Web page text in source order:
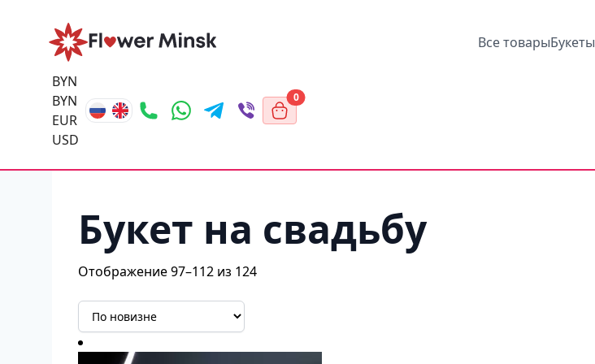
Все товарыБукеты
BYN
BYN
EUR
USD
0
Букет на свадьбу
Отображение 97–112 из 124